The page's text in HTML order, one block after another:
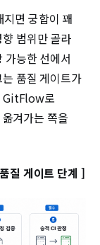
면 궁합이 꽤
범위만 골라
가능한 선에서
품질 게이트가
GitFlow로
겨가는 쪽을
질 게이트 단계 ]